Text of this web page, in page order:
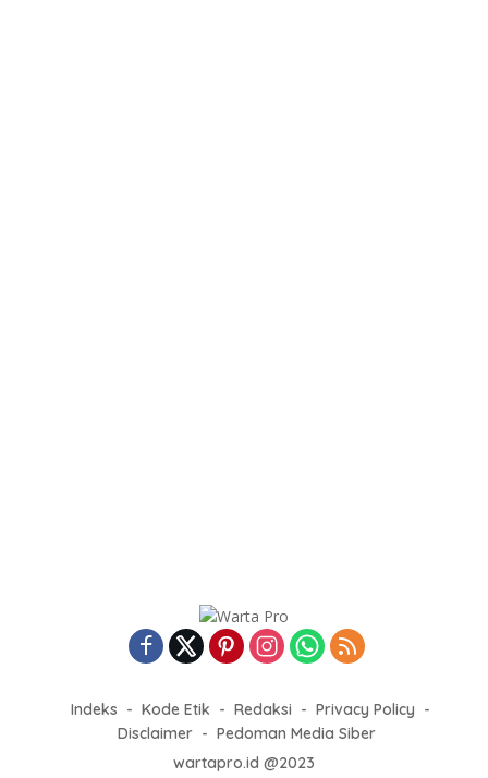
Indeks Kode Etik Redaksi
Privacy Policy
Disclaimer
Pedoman Media Siber
wartapro.id @2023